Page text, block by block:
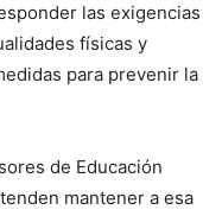
las exigencias
físicas y
para prevenir la
de Educación
mantener a esa